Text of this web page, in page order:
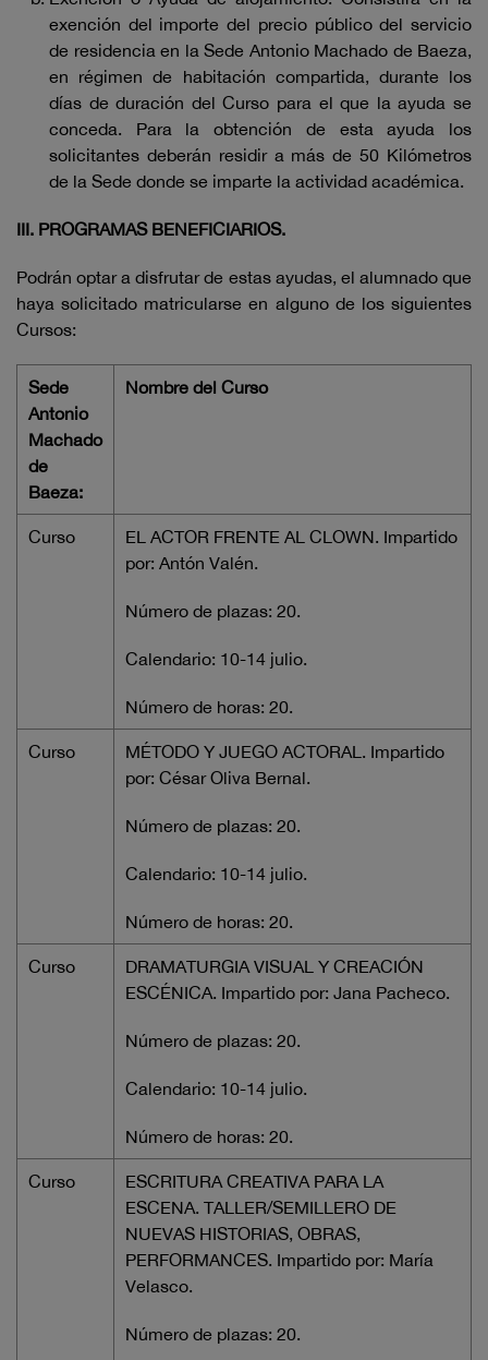
exención del importe del precio público del servicio
de residencia en la Sede Antonio Machado de Baeza,
en régimen de habitación compartida, durante los
días de duración del Curso para el que la ayuda se
conceda. Para la obtención de esta ayuda los
solicitantes deberán residir a más de 50 Kilómetros
de la Sede donde se imparte la actividad académica.
III. PROGRAMAS BENEFICIARIOS.
Podrán optar a disfrutar de estas ayudas, el alumnado que
haya solicitado matricularse en alguno de los siguientes
Cursos:
Sede
Antonio
Machado
de
Baeza:
Nombre del Curso
Curso
EL ACTOR FRENTE AL CLOWN. Impartido
por: Antón Valén.
Número de plazas: 20.
Calendario: 10-14 julio.
Número de horas: 20.
Curso
MÉTODO Y JUEGO ACTORAL. Impartido
por: César Oliva Bernal.
Número de plazas: 20.
Calendario: 10-14 julio.
Número de horas: 20.
Curso
DRAMATURGIA VISUAL Y CREACIÓN
ESCÉNICA. Impartido por: Jana Pacheco.
Número de plazas: 20.
Calendario: 10-14 julio.
Número de horas: 20.
Curso
ESCRITURA CREATIVA PARA LA
ESCENA. TALLER/SEMILLERO DE
NUEVAS HISTORIAS, OBRAS,
PERFORMANCES. Impartido por: María
Velasco.
Número de plazas: 20.